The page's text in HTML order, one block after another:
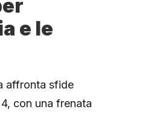
e le
affronta sfide
con una frenata